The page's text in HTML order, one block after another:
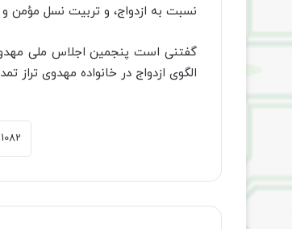
نسبت به ازدواج، و تربیت نسل مؤمن
گفتنی است پنجمین اجلاس ملی
الگوی ازدواج در خانواده مهدوی تراز